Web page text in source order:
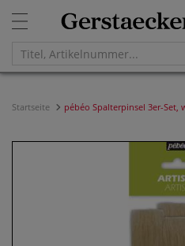
Startseite pébéo Spalterpinsel 3er-Set,